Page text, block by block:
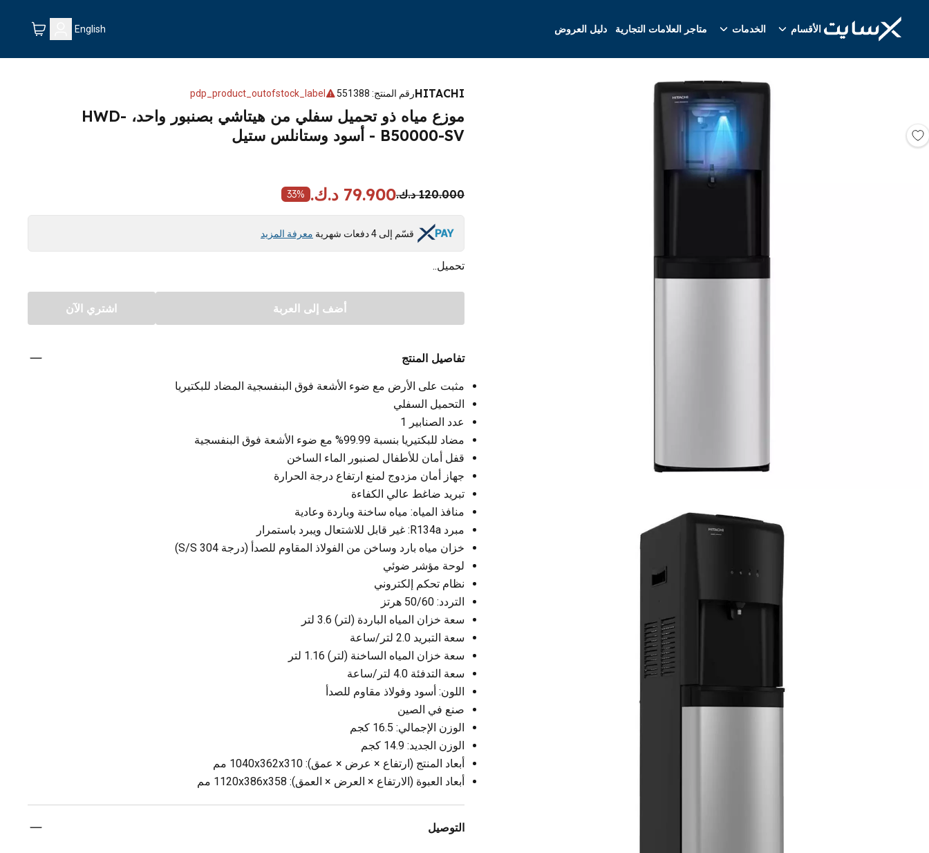
الأقسام الخدمات متاجر العلامات التجارية دليل العروض English
HITACHIرقم المنتج:
551388
pdp_product_outofstock_label
موزع مياه ذو تحميل سفلي من هيتاشي بصنبور واحد، HWD-
B50000-SV - أسود وستانلس ستيل
120.000 د.ك. 79.900 د.ك. 33%
قسّم إلى 4 دفعات شهرية معرفة المزيد
تحميل..
أضف إلى العربة اشتري الآن
تفاصيل المنتج
مثبت على الأرض مع ضوء الأشعة فوق البنفسجية المضاد للبكتيريا
التحميل السفلي
عدد الصنابير 1
مضاد للبكتيريا بنسبة 99.99% مع ضوء الأشعة فوق البنفسجية
قفل أمان للأطفال لصنبور الماء الساخن
جهاز أمان مزدوج لمنع ارتفاع درجة الحرارة
تبريد ضاغط عالي الكفاءة
منافذ المياه: مياه ساخنة وباردة وعادية
مبرد R134a: غير قابل للاشتعال ويبرد باستمرار
خزان مياه بارد وساخن من الفولاذ المقاوم للصدأ (درجة S/S 304)
لوحة مؤشر ضوئي
نظام تحكم إلكتروني
التردد: 50/60 هرتز
سعة خزان المياه الباردة (لتر) 3.6 لتر
سعة التبريد 2.0 لتر/ساعة
سعة خزان المياه الساخنة (لتر) 1.16 لتر
سعة التدفئة 4.0 لتر/ساعة
اللون: أسود وفولاذ مقاوم للصدأ
صنع في الصين
الوزن الإجمالي: 16.5 كجم
الوزن الجديد: 14.9 كجم
أبعاد المنتج (ارتفاع × عرض × عمق): 1040x362x310 مم
أبعاد العبوة (الارتفاع × العرض × العمق): 1120x386x358 مم
التوصيل